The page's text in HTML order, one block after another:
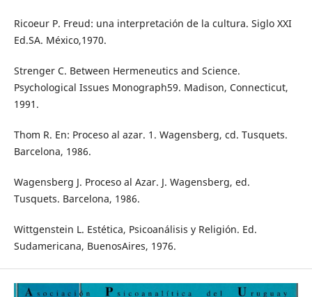
Ricoeur P. Freud: una interpretación de la cultura. Siglo XXI
Ed.SA. México,1970.
Strenger C. Between Hermeneutics and Science.
Psychological Issues Monograph59. Madison, Connecticut,
1991.
Thom R. En: Proceso al azar. 1. Wagensberg, cd. Tusquets.
Barcelona, 1986.
Wagensberg J. Proceso al Azar. J. Wagensberg, ed.
Tusquets. Barcelona, 1986.
Wittgenstein L. Estética, Psicoanálisis y Religión. Ed.
Sudamericana, BuenosAires, 1976.